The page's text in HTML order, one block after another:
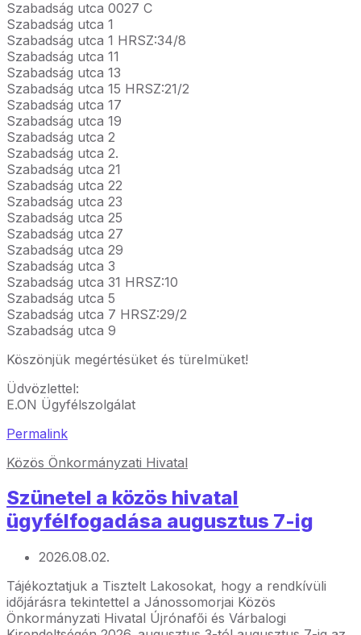
Szabadság utca 0027 C
Szabadság utca 1
Szabadság utca 1 HRSZ:34/8
Szabadság utca 11
Szabadság utca 13
Szabadság utca 15 HRSZ:21/2
Szabadság utca 17
Szabadság utca 19
Szabadság utca 2
Szabadság utca 2.
Szabadság utca 21
Szabadság utca 22
Szabadság utca 23
Szabadság utca 25
Szabadság utca 27
Szabadság utca 29
Szabadság utca 3
Szabadság utca 31 HRSZ:10
Szabadság utca 5
Szabadság utca 7 HRSZ:29/2
Szabadság utca 9
Köszönjük megértésüket és türelmüket!
Üdvözlettel:
E.ON Ügyfélszolgálat
Permalink
Közös Önkormányzati Hivatal
Szünetel a közös hivatal
ügyfélfogadása augusztus 7-ig
2026.08.02.
Tájékoztatjuk a Tisztelt Lakosokat, hogy a rendkívüli
időjárásra tekintettel a Jánossomorjai Közös
Önkormányzati Hivatal Újrónafői és Várbalogi